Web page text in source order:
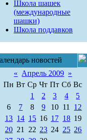
Школа шашек
(международные
шашки)
Школа поддавков
новостей
« Апрель 2009 »
Пн Вт Ср Чт Пт Сб Вс
1
2 3 4
5
6
7 8 9 10 11
12
13 14 15 16 17 18 19
20 21 22 23 24 25 26